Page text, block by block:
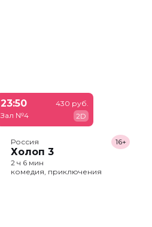
23:50
Зал №4
430 руб.
2D
Россия
Холоп 3
16+
2 ч 6 мин
комедия, приключения